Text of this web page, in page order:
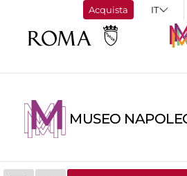
Acquista
MUSEO